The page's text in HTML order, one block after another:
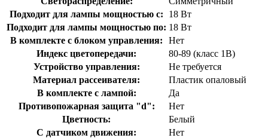
Подходит для лампы мощностью с:
18 Вт
Подходит для лампы мощностью по: 18 Вт
В комплекте с блоком управления:
Нет
Индекс цветопередачи:
80-89 (класс 1В)
Устройство управления:
Не требуется
Материал рассеивателя:
Пластик опаловый
В комплекте с лампой:
Да
Противопожарная защита "d":
Нет
Цветность:
Белый
С датчиком движения:
Нет